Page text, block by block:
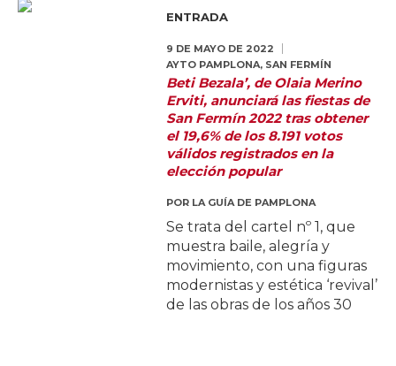
ENTRADA
9 DE MAYO DE 2022
AYTO PAMPLONA, SAN FERMÍN
Beti Bezala’, de Olaia Merino
Erviti, anunciará las fiestas de
San Fermín 2022 tras obtener
el 19,6% de los 8.191 votos
válidos registrados en la
elección popular
POR LA GUÍA DE PAMPLONA
Se trata del cartel nº 1, que
muestra baile, alegría y
movimiento, con una figuras
modernistas y estética ‘revival’
de las obras de los años 30